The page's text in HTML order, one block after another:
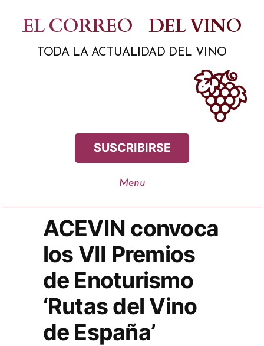
contenido
EL CORREO DEL VINO
TODA LA ACTUALIDAD DEL VINO
SUSCRIBIRSE
ACEVIN convoca
los VII Premios
de Enoturismo
‘Rutas del Vino
de España’